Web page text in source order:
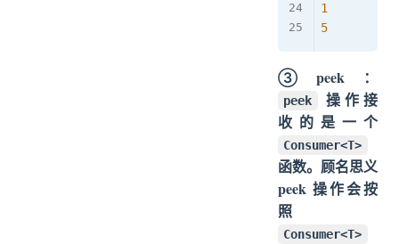
1
5
③peek：
peek
操作接
收的是一个
Consumer<T>
函数。顾名思义
peek 操作会按
照
Consumer<T>